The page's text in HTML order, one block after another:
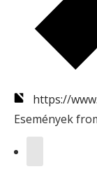
https://
Események